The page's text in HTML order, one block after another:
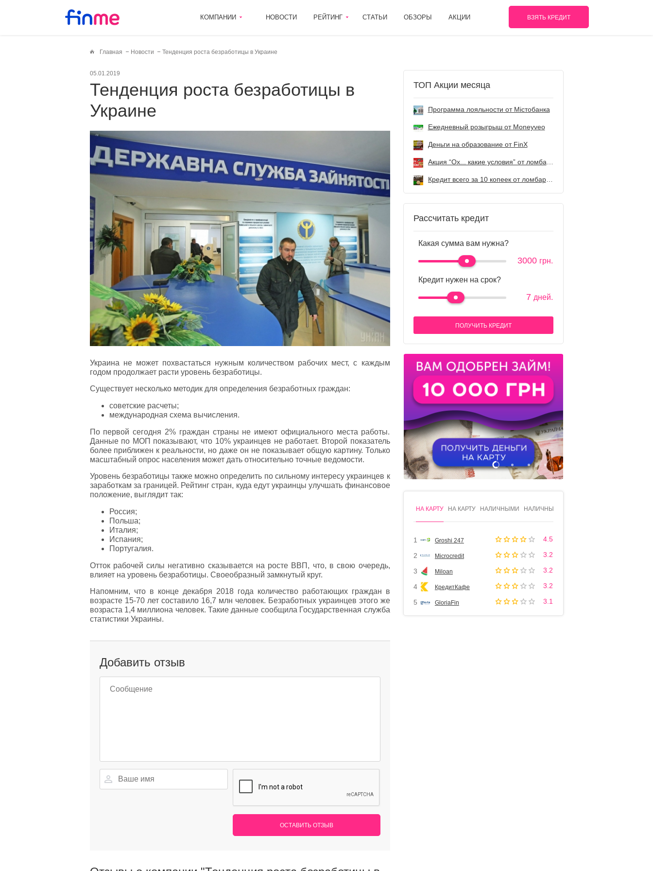
КОМПАНИИ НОВОСТИ РЕЙТИНГ СТАТЬИ ОБЗОРЫ АКЦИИ ВЗЯТЬ КРЕДИТ
Главная Новости Тенденция роста безработицы в Украине
05.01.2019
Тенденция роста безработицы в
Украине
Украина не может похвастаться нужным количеством рабочих мест, с каждым
годом продолжает расти уровень безработицы.
Существует несколько методик для определения безработных граждан:
советские расчеты;
международная схема вычисления.
По первой сегодня 2% граждан страны не имеют официального места работы.
Данные по МОП показывают, что 10% украинцев не работает. Второй показатель
более приближен к реальности, но даже он не показывает общую картину. Только
масштабный опрос населения может дать относительно точные ведомости.
Уровень безработицы также можно определить по сильному интересу украинцев к
заработкам за границей. Рейтинг стран, куда едут украинцы улучшать финансовое
положение, выглядит так:
Россия;
Польша;
Италия;
Испания;
Португалия.
Отток рабочей силы негативно сказывается на росте ВВП, что, в свою очередь,
влияет на уровень безработицы. Своеобразный замкнутый круг.
Напомним, что в конце декабря 2018 года количество работающих граждан в
возрасте 15-70 лет составило 16,7 млн человек. Безработных украинцев этого же
возраста 1,4 миллиона человек. Такие данные сообщила Государственная служба
статистики Украины.
Добавить отзыв
ОСТАВИТЬ ОТЗЫВ
ТОП Акции месяца
Программа лояльности от Містобанка
Ежедневный розыгрыш от Мoneyveo
Деньги на образование от FinX
Кредит всего за 10 копеек от ломбарда Первый
Рассчитать кредит
Какая сумма вам нужна?
3000 грн.
Кредит нужен на срок?
7 дней.
ПОЛУЧИТЬ КРЕДИТ
1 2 3 4
НА КАРТУ НА КАРТУ НАЛИЧНЫМИ НАЛИЧНЫМИ
1 Groshi 247 4.5
2 Microcredit 3.2
3 Miloan 3.2
4 КредитКафе 3.2
5 GloriaFin 3.1